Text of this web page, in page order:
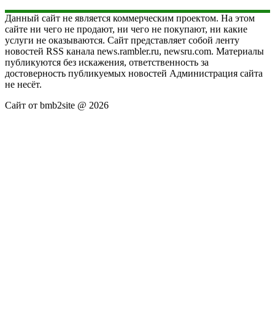
Данный сайт не является коммерческим проектом. На этом
сайте ни чего не продают, ни чего не покупают, ни какие
услуги не оказываются. Сайт представляет собой ленту
новостей RSS канала news.rambler.ru, newsru.com. Материалы
публикуются без искажения, ответственность за
достоверность публикуемых новостей Администрация сайта
не несёт.
Сайт от bmb2site @ 2026